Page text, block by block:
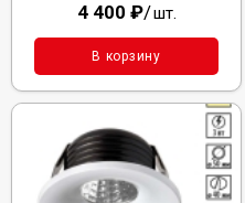
4 400 ₽/шт.
В корзину